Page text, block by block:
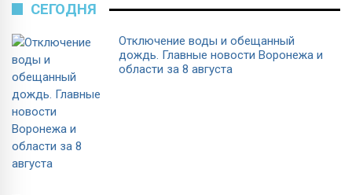
СЕГОДНЯ
Отключение воды и обещанный
дождь. Главные новости Воронежа и
области за 8 августа